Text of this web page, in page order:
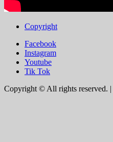
Copyright
Facebook
Instagram
Youtube
Tik Tok
Copyright © All rights reserved. |